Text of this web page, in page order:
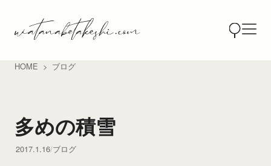
HOME ブログ
多めの積雪
2017.1.16 ブログ